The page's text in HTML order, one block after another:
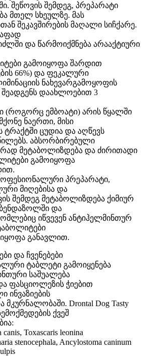
შეწოვის შემდეგ, პრეპარატი
მთელ სხეულზე. მას
შეკავშირების მაღალი სიჩქარე.
და წარმოიქმნება არააქტიური
გამოიყოფა შარდით
66%) და ფეკალური
ნახევარგამოყოფის
დაახლოებით 3
(როგორც ემბოატი) არის წყალში
ნაერთი, მისი
ტრაქტში ცუდია და აღწევს
აბსორბირებული
მეტაბოლიზდება და ძირითადი
გამოიყოფა
პრეპარატი,
მიღებისა და
შემდეგ მეტაბოლიზდება ქიმიურ
და
იწვევენ ანტიჰელმინთურ
განავლით.
და ჩვენებები
ტაბლეტი გამოიყენება
საშუალება
ფასციოლეზის ჭიებით
ინვაზიების
Drontal Dog Tasty
ქვეშ
Toxascaris leonina
stenocephala, Ancylostoma caninum